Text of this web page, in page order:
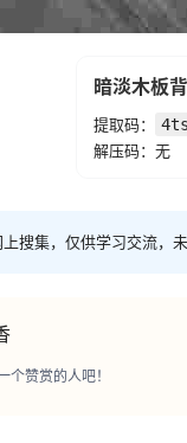
暗淡木板
提取码：
解压码：无
搜集，仅供学习交流，
个赞赏的人吧！